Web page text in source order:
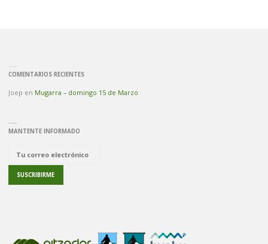
COMENTARIOS RECIENTES
Joep en Mugarra – domingo 15 de Marzo
MANTENTE INFORMADO